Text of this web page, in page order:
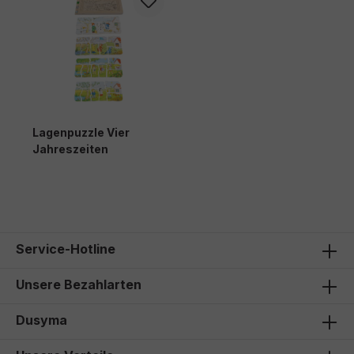
Lagenpuzzle Vier
Jahreszeiten
Service-Hotline
Unsere Bezahlarten
Dusyma